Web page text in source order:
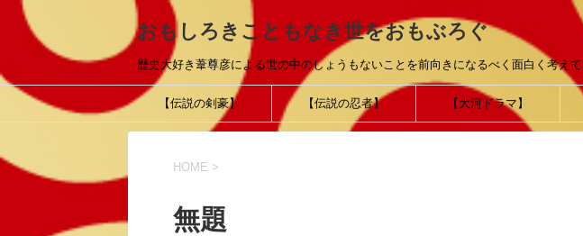
おもしろきこともなき世をおもぶろぐ
歴史大好き葦尊彦による世の中のしょうもないことを前向きになるべく面白く考えて
【伝説の剣豪】 【伝説の忍者】 【大河ドラマ】
HOME >
無題